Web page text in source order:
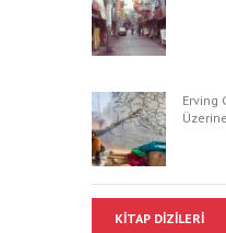
Erving
KITAP DIZILERI